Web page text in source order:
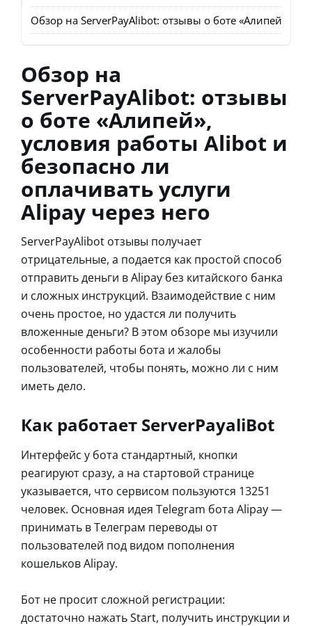
Обзор на ServerPayAlibot: отзывы о боте «Алипей»,
Обзор на
ServerPayAlibot: отзывы
о боте «Алипей»,
условия работы Alibot и
безопасно ли
оплачивать услуги
Alipay через него
ServerPayAlibot отзывы получает
отрицательные, а подается как простой способ
отправить деньги в Alipay без китайского банка
и сложных инструкций. Взаимодействие с ним
очень простое, но удастся ли получить
вложенные деньги? В этом обзоре мы изучили
особенности работы бота и жалобы
пользователей, чтобы понять, можно ли с ним
иметь дело.
Как работает ServerPayaliBot
Интерфейс у бота стандартный, кнопки
реагируют сразу, а на стартовой странице
указывается, что сервисом пользуются 13251
человек. Основная идея Telegram бота Alipay —
принимать в Телеграм переводы от
пользователей под видом пополнения
кошельков Alipay.
Бот не просит сложной регистрации:
достаточно нажать Start, получить инструкции и